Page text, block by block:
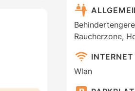
Raucherzone,
INTERNET
Wlan